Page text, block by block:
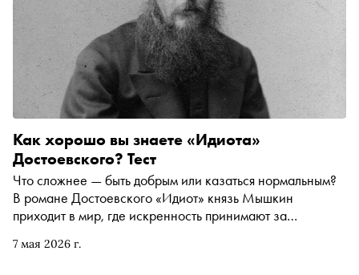
7 мая 2026 г.
Как хорошо вы знаете «Идиота»
Достоевского? Тест
Что сложнее — быть добрым или казаться нормальным?
В романе Достоевского «Идиот» князь Мышкин
приходит в мир, где искренность принимают за
«положительно прекрасный человек» оказывается почти